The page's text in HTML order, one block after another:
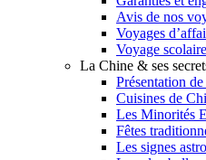
Avis de nos
Voyages
Voyage
La Chine & ses
Présentation
Cuisines de
Les Minorités
Fêtes
Les signes